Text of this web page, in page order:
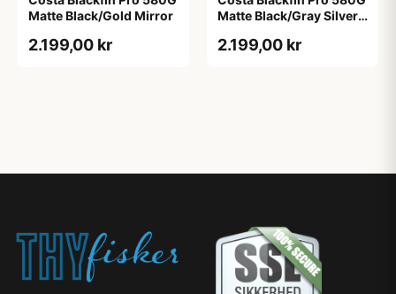
Matte Black/Gold Mirror
2.199,00 kr
Matte Black/Gray Silver
2.199,00 kr